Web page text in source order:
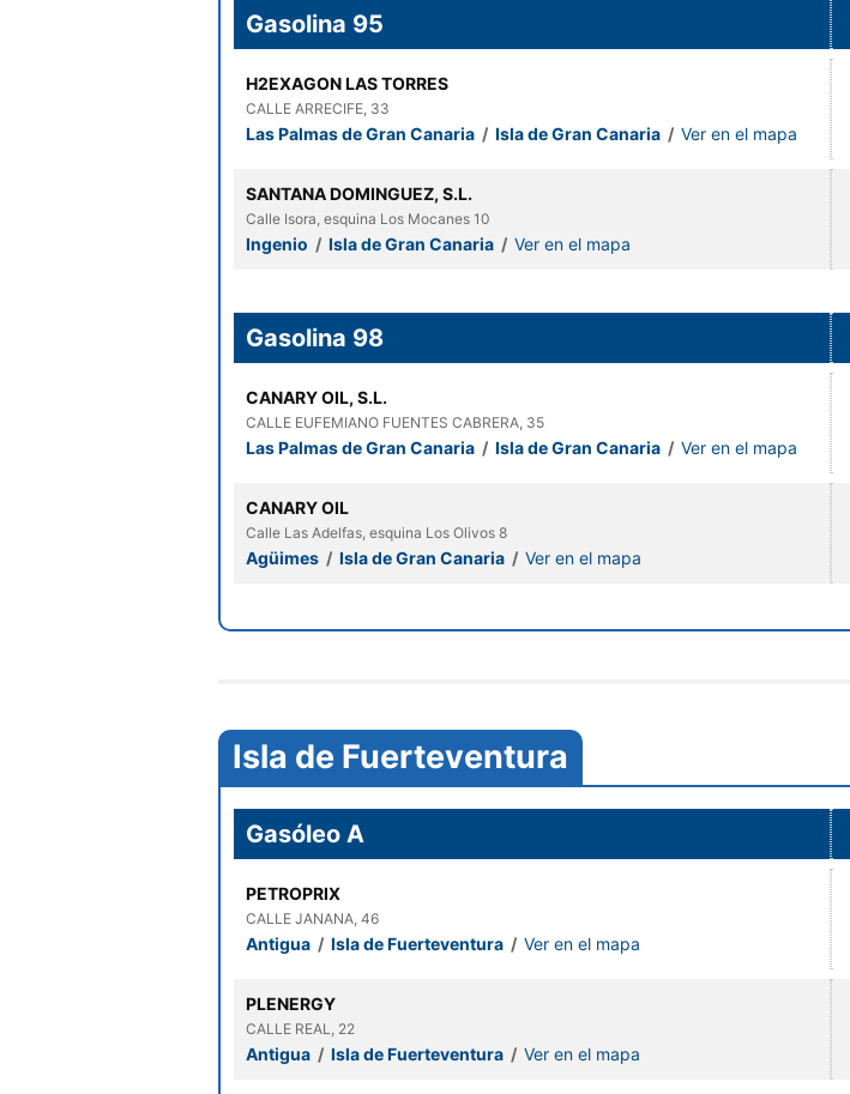
Gasolina 95
H2EXAGON LAS TORRES
CALLE ARRECIFE, 33
Las Palmas de Gran Canaria / Isla de Gran Canaria / Ver en el mapa
SANTANA DOMINGUEZ, S.L.
Calle Isora, esquina Los Mocanes 10
Ingenio / Isla de Gran Canaria / Ver en el mapa
Gasolina 98
CANARY OIL, S.L.
CALLE EUFEMIANO FUENTES CABRERA, 35
Las Palmas de Gran Canaria / Isla de Gran Canaria / Ver en el mapa
CANARY OIL
Calle Las Adelfas, esquina Los Olivos 8
Agüimes / Isla de Gran Canaria / Ver en el mapa
Isla de Fuerteventura
Gasóleo A
PETROPRIX
CALLE JANANA, 46
Antigua / Isla de Fuerteventura / Ver en el mapa
PLENERGY
CALLE REAL, 22
Antigua / Isla de Fuerteventura / Ver en el mapa